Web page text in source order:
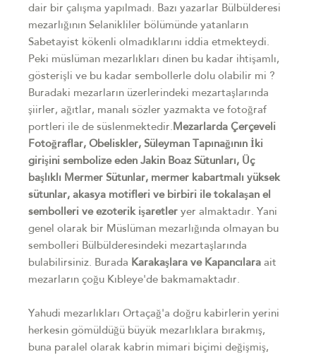
dair bir çalışma yapılmadı. Bazı yazarlar Bülbülderesi
mezarlığının Selanikliler bölümünde yatanların
Sabetayist kökenli olmadıklarını iddia etmekteydi.
Peki müslüman mezarlıkları dinen bu kadar ihtişamlı,
gösterişli ve bu kadar sembollerle dolu olabilir mi ?
Buradaki mezarların üzerlerindeki mezartaşlarında
şiirler, ağıtlar, manalı sözler yazmakta ve fotoğraf
portleri ile de süslenmektedir.Mezarlarda Çerçeveli
Fotoğraflar, Obeliskler, Süleyman Tapınağının İki
girişini sembolize eden Jakin Boaz Sütunları, Üç
başlıklı Mermer Sütunlar, mermer kabartmalı yüksek
sütunlar, akasya motifleri ve birbiri ile tokalaşan el
sembolleri ve ezoterik işaretler yer almaktadır. Yani
genel olarak bir Müslüman mezarlığında olmayan bu
sembolleri Bülbülderesindeki mezartaşlarında
bulabilirsiniz. Burada Karakaşlara ve Kapancılara ait
mezarların çoğu Kıbleye'de bakmamaktadır.
Yahudi mezarlıkları Ortaçağ'a doğru kabirlerin yerini
herkesin gömüldüğü büyük mezarlıklara bırakmış,
buna paralel olarak kabrin mimari biçimi değişmiş,